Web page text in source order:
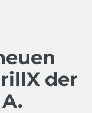
der